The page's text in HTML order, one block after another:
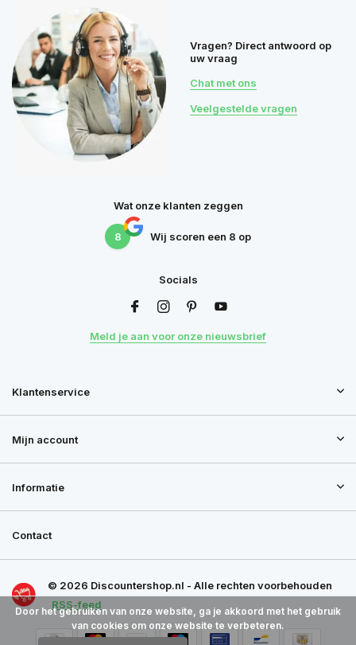
Vragen? Direct antwoord op
uw vraag
Chat met ons
Veelgestelde vragen
Wat onze klanten zeggen
8 Wij scoren een 8 op
Socials
Meld je aan voor onze nieuwsbrief
Klantenservice
Mijn account
Informatie
Contact
© 2026 Discountershop.nl - Alle rechten voorbehouden
RSS-feed
Door het gebruiken van onze website, ga je akkoord met het gebruik
van cookies om onze website te verbeteren.